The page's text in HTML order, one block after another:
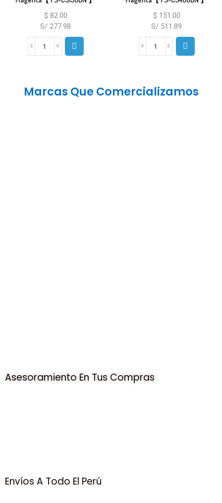
$ 82.00
S/ 277.98
$ 151.00
S/ 511.89
Marcas Que Comercializamos
Asesoramiento En Tus Compras
Envíos A Todo El Perú